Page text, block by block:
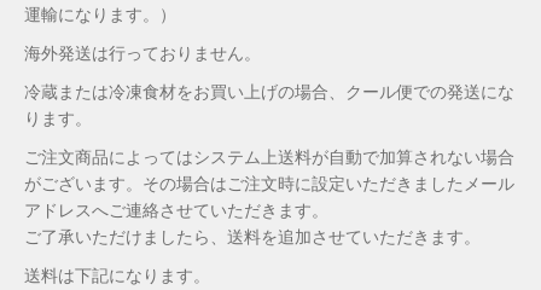
運輸になります。）
海外発送は行っておりません。
冷蔵または冷凍食材をお買い上げの場合、クール便での発送にな
ります。
ご注文商品によってはシステム上送料が自動で加算されない場合
がございます。その場合はご注文時に設定いただきましたメール
アドレスへご連絡させていただきます。
ご了承いただけましたら、送料を追加させていただきます。
送料は下記になります。